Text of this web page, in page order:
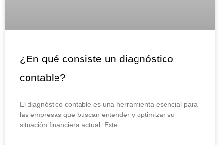
¿En qué consiste un diagnóstico
contable?
El diagnóstico contable es una herramienta esencial para
las empresas que buscan entender y optimizar su
situación financiera actual. Este